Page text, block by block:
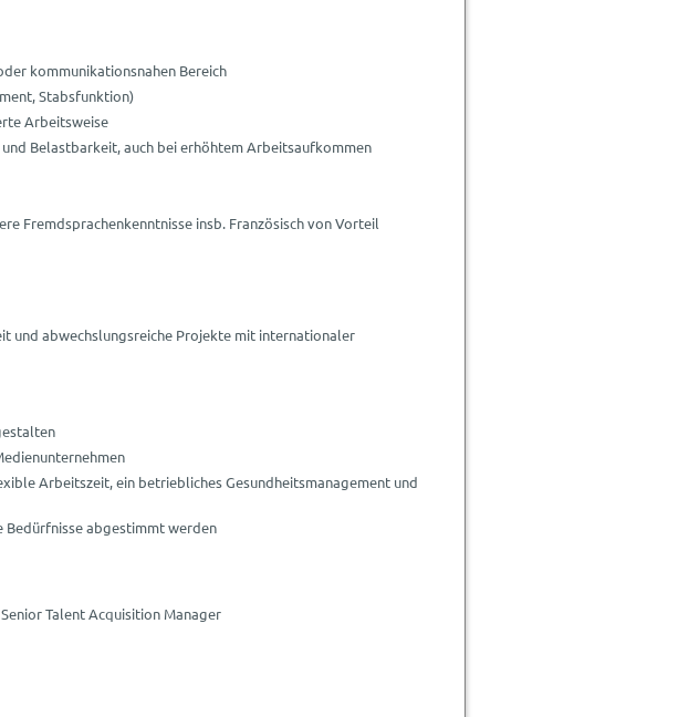
kommunikationsnahen Bereich
Stabsfunktion)
Arbeitsweise
Belastbarkeit, auch bei erhöhtem Arbeitsaufkommen
Fremdsprachenkenntnisse insb. Französisch von Vorteil
und abwechslungsreiche Projekte mit internationaler
Arbeitszeit, ein betriebliches Gesundheitsmanagement und
Bedürfnisse abgestimmt werden
Talent Acquisition Manager